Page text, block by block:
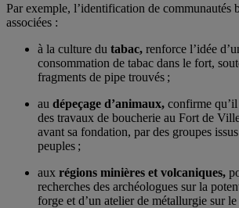
Par exemple, l’identification de communautés
associées :
à la culture du tabac, renforce l’idée
consommation de tabac dans le fort,
fragments de pipe trouvés ;
au dépeçage d’animaux, confirme
des travaux de boucherie au Fort de
avant sa fondation, par des groupes
peuples ;
aux régions minières et volcaniques,
recherches des archéologues sur la
forge et d’un atelier de métallurgie sur le